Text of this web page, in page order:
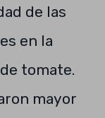
de las
en la
tomate.
mayor